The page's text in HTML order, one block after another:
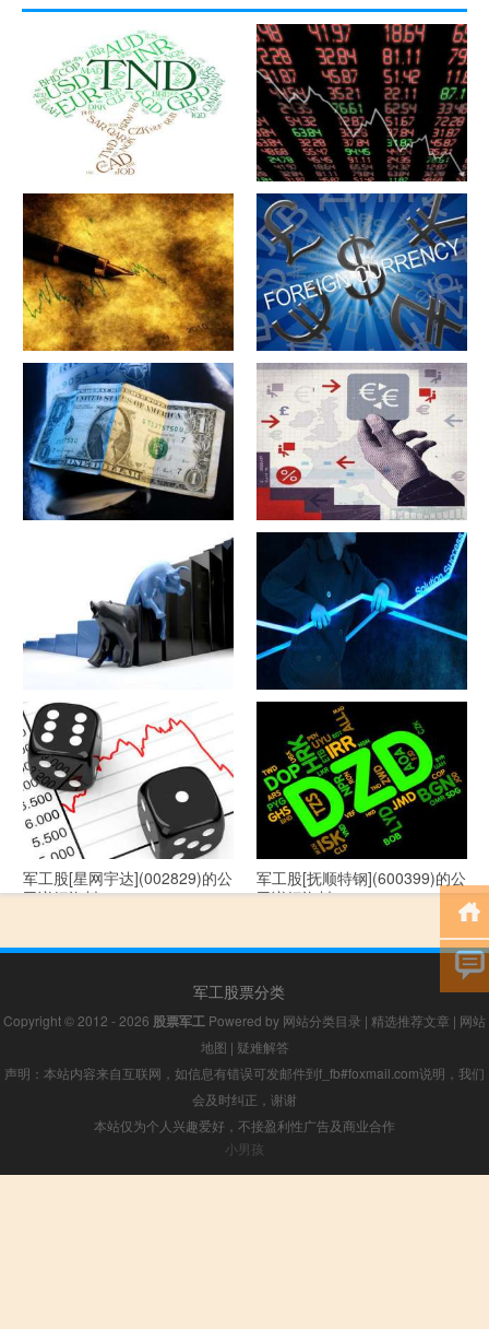
军工股[中简科技](300777)的公
司详细资料
军工股[上海瀚讯](300762)的公
司详细资料
军工股[昊华科技](600378)的公
司详细资料
江苏省[广大特材](688186)的公
司详细资料
军工股[隆盛科技](300680)的公
军工股[钢研高纳](300034)的公
司详细资料
军工股[--](002335)的公司详细
资料
军工股[华自科技](300490)的公
司详细资料
军工股[星网宇达](002829)的公
司详细资料
军工股[抚顺特钢](600399)的公
司详细资料
军工股票分类
Copyright © 2012 - 2026 股票军工 Powered by 网站分类目录 | 精选推荐文章 | 网站
地图 | 疑难解答
声明：本站内容来自互联网，如信息有错误可发邮件到f_fb#foxmail.com说明，我们
会及时纠正，谢谢
本站仅为个人兴趣爱好，不接盈利性广告及商业合作
小男孩